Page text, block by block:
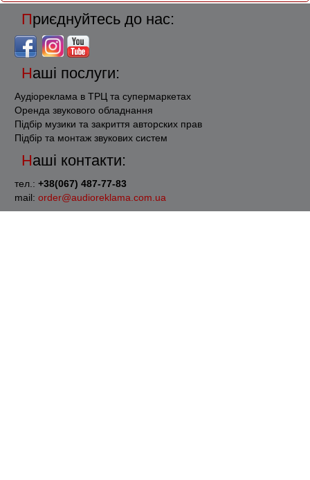
Приєднуйтесь до нас:
Наші послуги:
Аудіореклама в ТРЦ та супермаркетах
Оренда звукового обладнання
Підбір музики та закриття авторских прав
Підбір та монтаж звукових систем
Наші контакти:
тел.: +38(067) 487-77-83
mail: order@audioreklama.com.ua